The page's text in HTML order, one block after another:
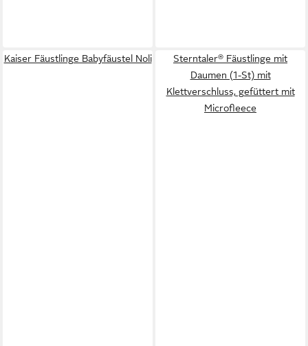
Kaiser Fäustlinge Babyfäustel Noli
Sterntaler® Fäustlinge mit
Daumen (1-St) mit
Klettverschluss, gefüttert mit
Microfleece